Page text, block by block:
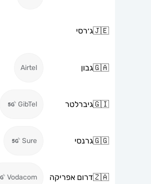
🇯🇪ג׳רסי
🇬🇦גבון Airtel
🇬🇮גיברלטר GibTel
🇬🇬גרנסי Sure
🇿🇦דרום אפריקה Vodacom